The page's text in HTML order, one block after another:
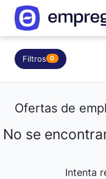
Filtros 0
Ofertas de
Cargando resultados...
No se
Intenta